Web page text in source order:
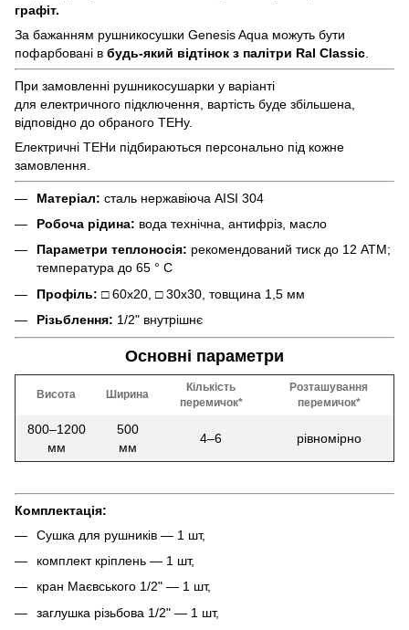
графіт.
За бажанням рушникосушки Genesis Aqua можуть бути
пофарбовані в будь-який відтінок з палітри Ral Classic
При замовленні рушникосушарки у варіанті
для електричного підключення, вартість буде збільшена,
відповідно до обраного ТЕНу.
Електричні ТЕНи підбираються персонально під кожне
замовлення.
Матеріал: сталь нержавіюча AISI 304
Робоча рідина: вода технічна, антифріз, масло
Параметри теплоносія: рекомендований тиск до 12 АТМ;
температура до 65 ° С
Профіль: □ 60х20, □ 30х30, товщина 1,5 мм
Різьблення: 1/2" внутрішнє
Основні параметри
Висота Ширина
Кількість
перемичок*
Розташування
перемичок*
800–1200
мм
500
мм
4–6 рівномірно
Комплектація:
Сушка для рушників — 1 шт,
комплект кріплень — 1 шт,
кран Маєвського 1/2" — 1 шт,
заглушка різьбова 1/2" — 1 шт,